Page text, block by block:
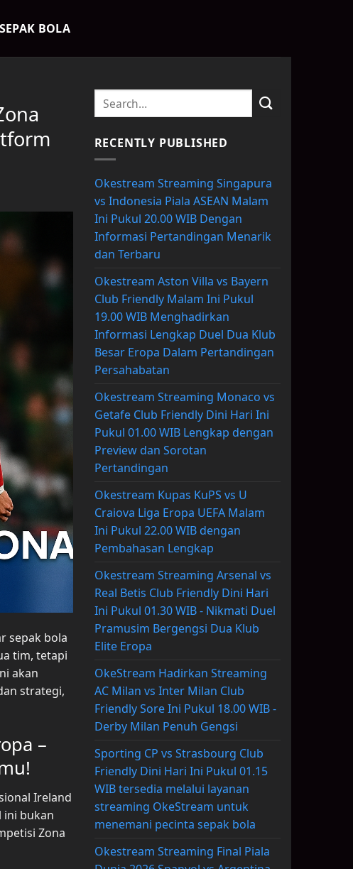
BOLA
sepak bola
tim, tetapi
akan
strategi,
–
Ireland
ini bukan
Zona
RECENTLY PUBLISHED
Okestream Streaming Singapura
vs Indonesia Piala ASEAN Malam
Ini Pukul 20.00 WIB Dengan
Informasi Pertandingan Menarik
dan Terbaru
Okestream Aston Villa vs Bayern
Club Friendly Malam Ini Pukul
19.00 WIB Menghadirkan
Informasi Lengkap Duel Dua Klub
Besar Eropa Dalam Pertandingan
Persahabatan
Okestream Streaming Monaco vs
Getafe Club Friendly Dini Hari Ini
Pukul 01.00 WIB Lengkap dengan
Preview dan Sorotan
Pertandingan
Okestream Kupas KuPS vs U
Craiova Liga Eropa UEFA Malam
Ini Pukul 22.00 WIB dengan
Pembahasan Lengkap
Okestream Streaming Arsenal vs
Real Betis Club Friendly Dini Hari
Ini Pukul 01.30 WIB - Nikmati Duel
Pramusim Bergengsi Dua Klub
Elite Eropa
OkeStream Hadirkan Streaming
AC Milan vs Inter Milan Club
Friendly Sore Ini Pukul 18.00 WIB -
Derby Milan Penuh Gengsi
Sporting CP vs Strasbourg Club
Friendly Dini Hari Ini Pukul 01.15
WIB tersedia melalui layanan
streaming OkeStream untuk
menemani pecinta sepak bola
Okestream Streaming Final Piala